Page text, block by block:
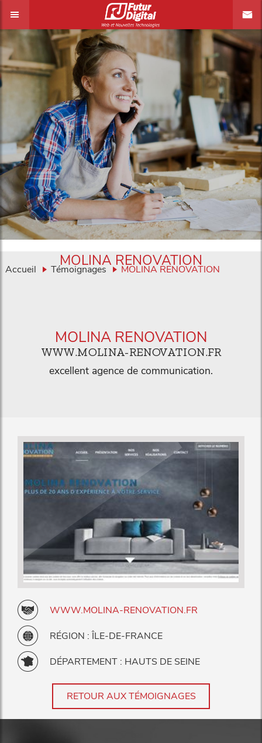
Accueil Témoignages MOLINA RENOVATION
MOLINA RENOVATION
MOLINA RENOVATION
WWW.MOLINA-RENOVATION.FR
excellent agence de communication.
WWW.MOLINA-RENOVATION.FR
RÉGION : ÎLE-DE-FRANCE
DÉPARTEMENT : HAUTS DE SEINE
RETOUR AUX TÉMOIGNAGES